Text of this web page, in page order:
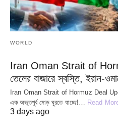
WORLD
Iran Oman Strait of
তেলের বাজারে স্বস্তি, ইরান-
Iran Oman Strait of Hormuz Deal
এক অভূতপূর্ব মোড় ঘুরতে যাচ্ছে!… Read
3 days ago